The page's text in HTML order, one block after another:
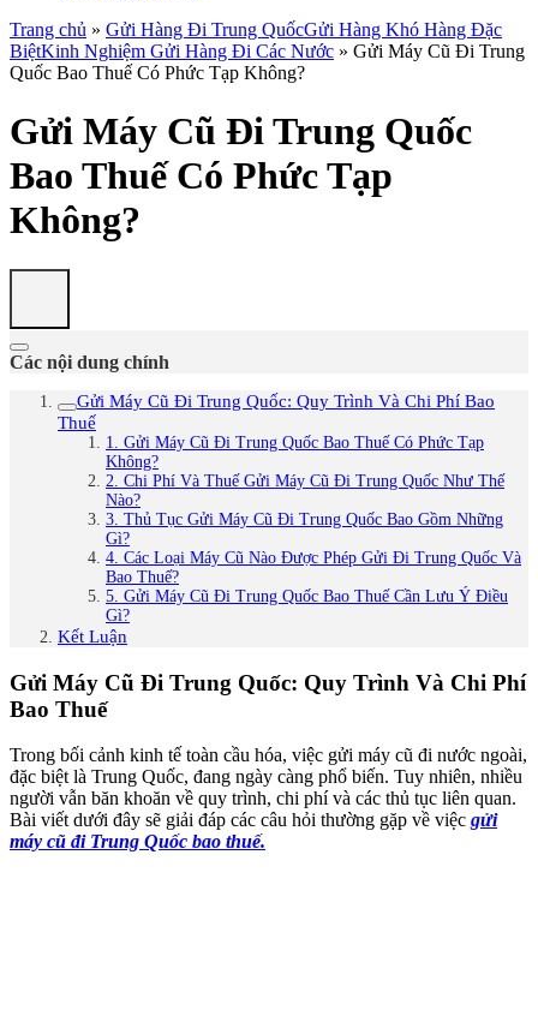
Trang chủ » Gửi Hàng Đi Trung QuốcGửi Hàng Khó Hàng Đặc
BiệtKinh Nghiệm Gửi Hàng Đi Các Nước » Gửi Máy Cũ Đi Trung
Quốc Bao Thuế Có Phức Tạp Không?
Gửi Máy Cũ Đi Trung Quốc
Bao Thuế Có Phức Tạp
Không?
Các nội dung chính
Gửi Máy Cũ Đi Trung Quốc: Quy Trình Và Chi Phí Bao
Thuế
1. Gửi Máy Cũ Đi Trung Quốc Bao Thuế Có Phức Tạp
Không?
2. Chi Phí Và Thuế Gửi Máy Cũ Đi Trung Quốc Như Thế
Nào?
3. Thủ Tục Gửi Máy Cũ Đi Trung Quốc Bao Gồm Những
Gì?
4. Các Loại Máy Cũ Nào Được Phép Gửi Đi Trung Quốc Và
Bao Thuế?
5. Gửi Máy Cũ Đi Trung Quốc Bao Thuế Cần Lưu Ý Điều
Gì?
Kết Luận
Gửi Máy Cũ Đi Trung Quốc: Quy Trình Và Chi Phí
Bao Thuế
Trong bối cảnh kinh tế toàn cầu hóa, việc gửi máy cũ đi nước ngoài,
đặc biệt là Trung Quốc, đang ngày càng phổ biến. Tuy nhiên, nhiều
người vẫn băn khoăn về quy trình, chi phí và các thủ tục liên quan.
Bài viết dưới đây sẽ giải đáp các câu hỏi thường gặp về việc gửi
máy cũ đi Trung Quốc bao thuế.